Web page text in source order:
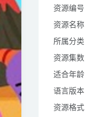
资源名称
所属分类
资源集数
适合年龄
语言版本
资源格式
视频画质
资源编号
资源名称
所属分类
资源集数
适合年龄
语言版本
资源格式